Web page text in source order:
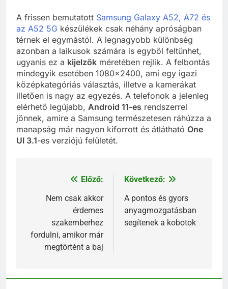
A frissen bemutatott Samsung Galaxy A52, A72 és
az A52 5G készülékek csak néhány apróságban
térnek el egymástól. A legnagyobb különbség
azonban a laikusok számára is egyből feltűnhet,
ugyanis ez a kijelzők méretében rejlik. A felbontás
mindegyik esetében 1080×2400, ami egy igazi
középkategóriás választás, illetve a kamerákat
illetően is nagy az egyezés. A telefonok a jelenleg
elérhető legújabb, Android 11-es rendszerrel
jönnek, amire a Samsung természetesen ráhúzza a
manapság már nagyon kiforrott és átlátható One
UI 3.1-es verziójú felületét.
Bejegyzés
navigáció
Előző:
Nem csak akkor
érdemes
szakemberhez
fordulni, amikor már
megtörtént a baj
Következő:
A pontos és gyors
anyagmozgatásban
segítenek a kobotok